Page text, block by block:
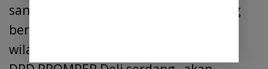
sanggup memberantas perjudian yang
berkedok permainan tembak ikan, di
wilayah hukum Polresta Deli serdang,